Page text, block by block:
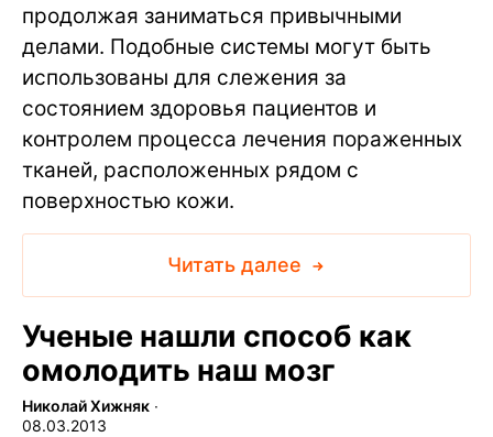
продолжая заниматься привычными
делами. Подобные системы могут быть
использованы для слежения за
состоянием здоровья пациентов и
контролем процесса лечения пораженных
тканей, расположенных рядом с
поверхностью кожи.
Читать далее
Ученые нашли способ как
омолодить наш мозг
Николай Хижняк ∙
08.03.2013